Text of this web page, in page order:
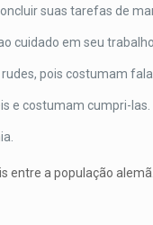
suas tarefas de
cuidado em seu
pois costumam
e costumam cumpri-las.
entre a população alemã.